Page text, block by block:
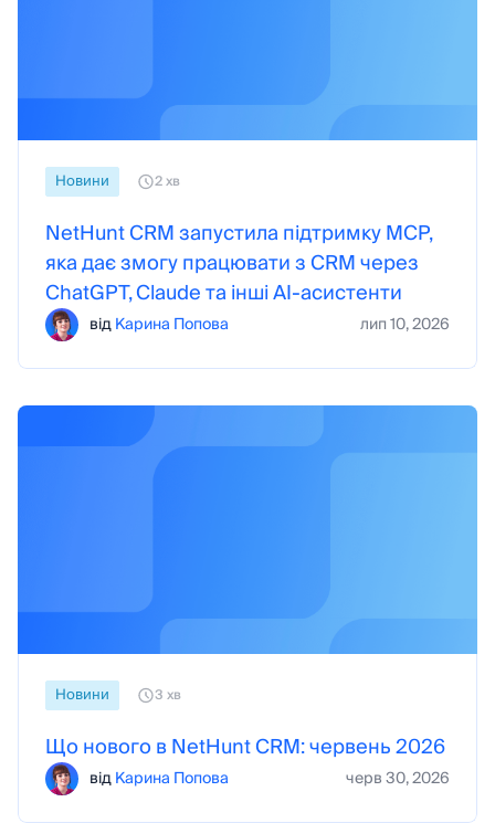
Новини 2 хв
NetHunt CRM запустила підтримку MCP,
яка дає змогу працювати з CRM через
ChatGPT, Claude та інші AI-асистенти
відКарина Попова лип 10, 2026
Новини 3 хв
Що нового в NetHunt CRM: червень 2026
відКарина Попова черв 30, 2026